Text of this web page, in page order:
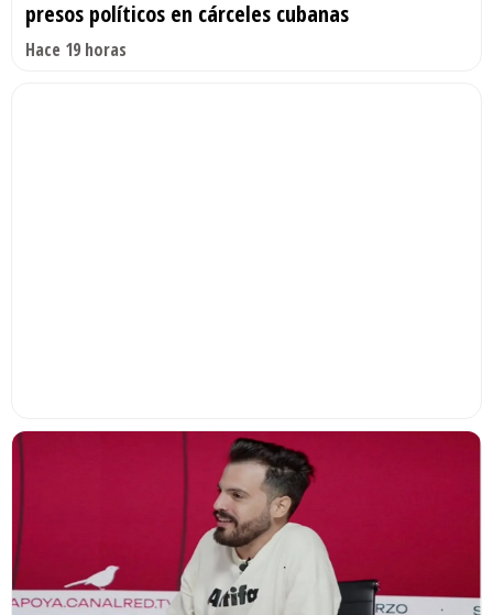
presos políticos en cárceles cubanas
Hace 19 horas